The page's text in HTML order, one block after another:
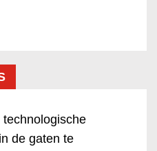
de gaten te